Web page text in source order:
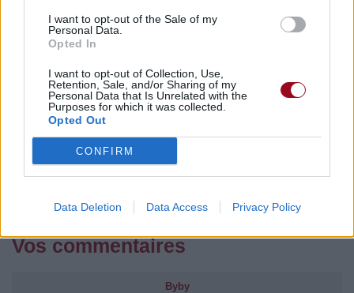
I want to opt-out of the Sale of my
Personal Data.
Opted In
I want to opt-out of Collection, Use,
Retention, Sale, and/or Sharing of my
Personal Data that Is Unrelated with the
Purposes for which it was collected.
Opted Out
CONFIRM
Data Deletion Data Access Privacy Policy
Vos commentaires
Byby